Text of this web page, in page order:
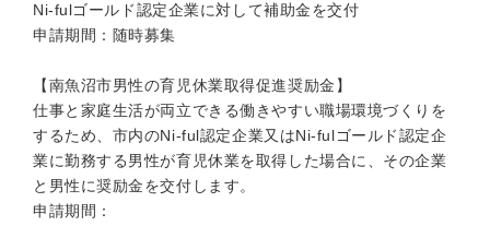
Ni-fulゴールド認定企業に対して補助金を交付
申請期間：随時募集
【南魚沼市男性の育児休業取得促進奨励金】
仕事と家庭生活が両立できる働きやすい職場環境づくりを
するため、市内のNi-ful認定企業又はNi-fulゴールド認定企
業に勤務する男性が育児休業を取得した場合に、その企業
と男性に奨励金を交付します。
申請期間：